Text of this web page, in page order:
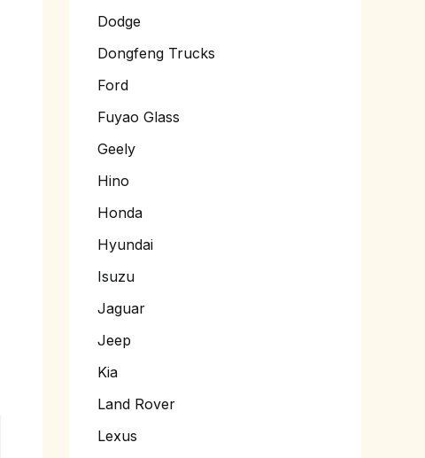
Dodge
Dongfeng Trucks
Ford
Fuyao Glass
Geely
Hino
Honda
Hyundai
Isuzu
Jaguar
Jeep
Kia
Land Rover
Lexus